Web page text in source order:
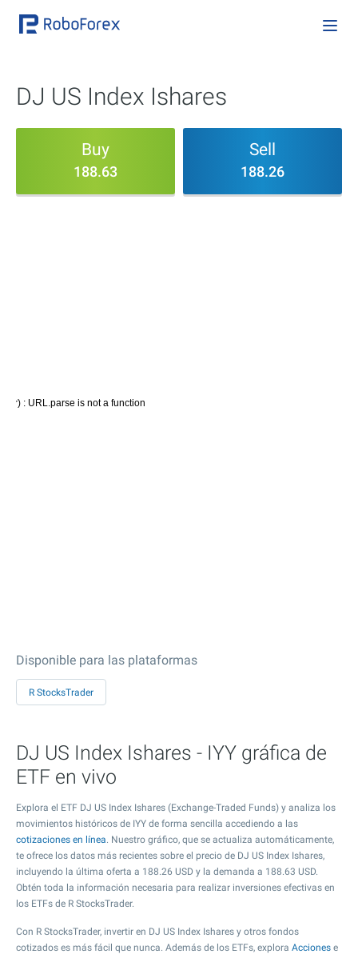
DJ US Index Ishares
Buy
188.63
Sell
188.26
Disponible para las plataformas
R StocksTrader
DJ US Index Ishares - IYY gráfica de
ETF en vivo
Explora el ETF DJ US Index Ishares (Exchange-Traded Funds) y analiza los
movimientos históricos de IYY de forma sencilla accediendo a las
cotizaciones en línea. Nuestro gráfico, que se actualiza automáticamente,
te ofrece los datos más recientes sobre el precio de DJ US Index Ishares,
incluyendo la última oferta a 188.26 USD y la demanda a 188.63 USD.
Obtén toda la información necesaria para realizar inversiones efectivas en
los ETFs de R StocksTrader.
Con R StocksTrader, invertir en DJ US Index Ishares y otros fondos
cotizados es más fácil que nunca. Además de los ETFs, explora Acciones e